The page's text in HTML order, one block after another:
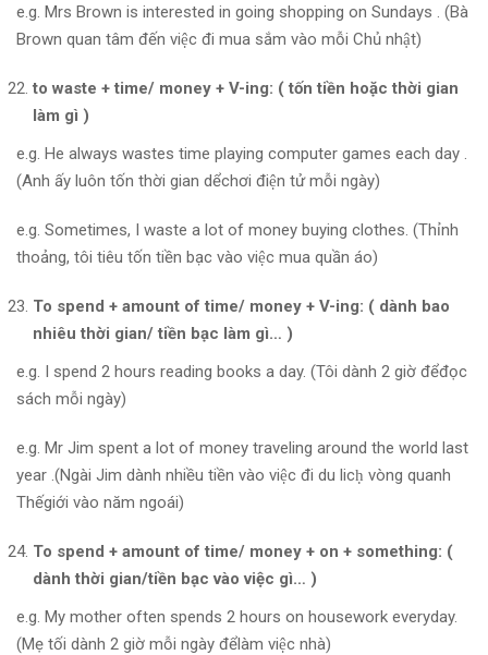
e.g. Mrs Brown is interested in going shopping on Sundays . (Bà
Brown quan tâm đến việc đi mua sắm vào mỗi Chủ nhật)
to waste + time/ money + V-ing: ( tốn tiền hoặc thời gian
làm gì )
e.g. He always wastes time playing computer games each day .
(Anh ấy luôn tốn thời gian dểchơi điện tử mỗi ngày)
e.g. Sometimes, I waste a lot of money buying clothes. (Thỉnh
thoảng, tôi tiêu tốn tiền bạc vào việc mua quần áo)
To spend + amount of time/ money + V-ing: ( dành bao
nhiêu thời gian/ tiền bạc làm gì… )
e.g. I spend 2 hours reading books a day. (Tôi dành 2 giờ đểđọc
sách mỗi ngày)
e.g. Mr Jim spent a lot of money traveling around the world last
year .(Ngài Jim dành nhiều tiền vào việc đi du licḥ vòng quanh
Thếgiới vào năm ngoái)
To spend + amount of time/ money + on + something: (
dành thời gian/tiền bạc vào việc gì… )
e.g. My mother often spends 2 hours on housework everyday.
(Mẹ tối dành 2 giờ mỗi ngày đểlàm việc nhà)